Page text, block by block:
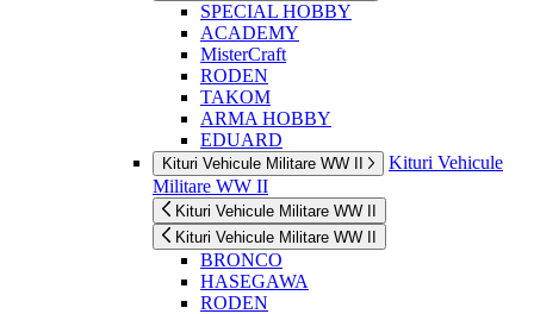
SPECIAL HOBBY
ACADEMY
MisterCraft
RODEN
TAKOM
ARMA HOBBY
EDUARD
Kituri Vehicule Militare WW II
Kituri Vehicule
Militare WW II
Kituri Vehicule Militare WW II
Kituri Vehicule Militare WW II
BRONCO
HASEGAWA
RODEN